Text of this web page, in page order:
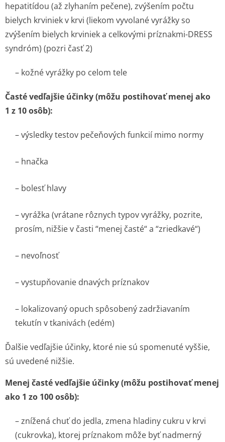
hepatitídou (až zlyhaním pečene), zvýšením počtu
bielych krviniek v krvi (liekom vyvolané vyrážky so
zvýšením bielych krviniek a celkovými príznakmi-DRESS
syndróm) (pozri časť 2)
– kožné vyrážky po celom tele
Časté vedľajšie účinky (môžu postihovať menej ako
1 z 10 osôb):
– výsledky testov pečeňových funkcií mimo normy
– hnačka
– bolesť hlavy
– vyrážka (vrátane rôznych typov vyrážky, pozrite,
prosím, nižšie v časti “menej časté“ a “zriedkavé“)
– nevoľnosť
– vystupňovanie dnavých príznakov
– lokalizovaný opuch spôsobený zadržiavaním
tekutín v tkanivách (edém)
Ďalšie vedľajšie účinky, ktoré nie sú spomenuté vyššie,
sú uvedené nižšie.
Menej časté vedľajšie účinky (môžu postihovať menej
ako 1 zo 100 osôb):
– znížená chuť do jedla, zmena hladiny cukru v krvi
(cukrovka), ktorej príznakom môže byť nadmerný